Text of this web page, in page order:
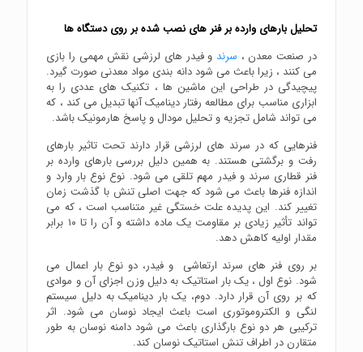
تحلیل بارهای وارده بر فنر های نصب شده بر روی دستگاه ها
در صنعت معدن ، سرند و فیدر های لرزشی نقش مهمی را بازی
می کنند ، زیرا باعث می شود دانه بندی مواد معدنی صورت گیرد.
پیچیدگی در طراحی این ماشین ها ، تکنیک های عددی را به
ابزاری مناسب برای مطالعه رفتار دینامیک آنها تبدیل می کند ، که
می تواند شامل تجزیه و تحلیل مودال و پاسخ هارمونیک باشد.
فنرهایی که در سرند های لرزشی قرار دارند تحت تاثیر بارهای
رفت و برگشتی هستند. به همین دلیل بررسی بارهای وارده بر
فنر قطاری سرند و فیدر مهم تلقی می شود. نوع نوع بار وارد و
اندازه فنرها باعث می شود که جهت اصلی تنش با گذشت زمان
تغییر کند. این پدیده علت خستگی غیر متناسب است ، که می
تواند تأثیر زیادی بر مقاومت یک ماده داشته و آن را تا ۱۰ برابر
مقدار اولیه کاهش دهد.
بر روی فنر های سرند ارتعاشی و فیدر، دو نوع بار اعمال می
شود. نوع اول ، یک بار استاتیک به دلیل وزن اجزای آن و موادی
که بر روی آن قرار دارد. دوم، یک بار دینامیک به دلیل سیستم
لنگی و الکتروموتوری است باعث ایجاد نوسان می شود. اثر
ترکیبی هر دو نوع بارگذاری باعث می شود دامنه نوسان به طور
متقارن در اطراف تنش استاتیک نوسان کند.